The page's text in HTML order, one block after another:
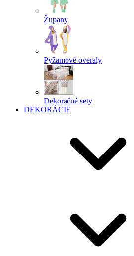
Župany
Pyžamové overaly
Dekoračné sety
DEKORÁCIE